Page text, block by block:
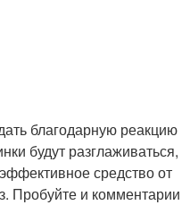
благодарную реакцию
будут разглаживаться,
средство от
Пробуйте и комментарии